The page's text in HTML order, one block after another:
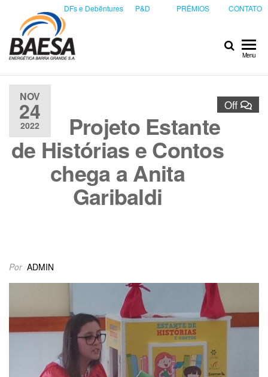
DFs e Debêntures P&D PRÊMIOS CONTATO
Menu
NOV
24
2022
Off
Projeto Estante
de Histórias e Contos
chega a Anita
Garibaldi
Por ADMIN